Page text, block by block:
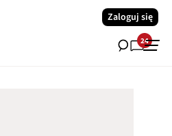
Zaloguj się
24